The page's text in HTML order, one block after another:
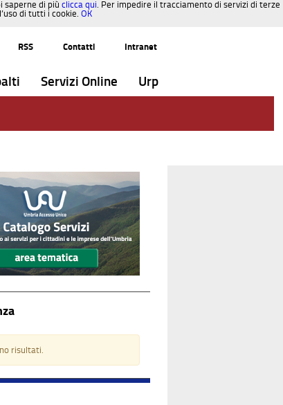
saperne di più clicca qui. Per impedire il tracciamento di servizi di terze
di tutti i cookie. OK
RSS
Contatti Intranet
Servizi Online Urp
risultati.